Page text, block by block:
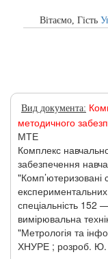
Вітаємо, Гiсть
Вид документа:
методичного
МТЕ
Комплекс
забезпечення
"Комп’ютеризовані
експериментальних
спеціальність 152
вимірювальна
"Метрологія та
ХНУРЕ ; розроб. Ю.